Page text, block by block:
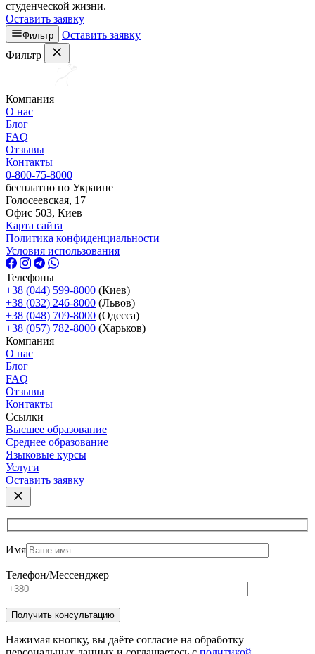
студенческой жизни.
Оставить заявку
Фильтр
Оставить заявку
Фильтр
Компания
О нас
Блог
FAQ
Отзывы
Контакты
0-800-75-8000
бесплатно по Украине
Голосеевская, 17
Офис 503, Киев
Карта сайта
Политика конфиденциальности
Условия использования
Телефоны
+38 (044) 599-8000 (Киев)
+38 (032) 246-8000 (Львов)
+38 (048) 709-8000 (Одесcа)
+38 (057) 782-8000 (Харьков)
Компания
О нас
Блог
FAQ
Отзывы
Контакты
Ссылки
Высшее образование
Среднее образование
Языковые курсы
Услуги
Оставить заявку
Имя
Телефон/Мессенджер
Нажимая кнопку, вы даёте согласие на обработку